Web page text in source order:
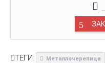
ТЕГИ: Металлочерепица